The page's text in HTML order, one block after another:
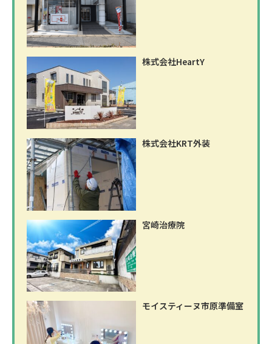
株式会社HeartY
株式会社KRT外装
宮崎治療院
モイスティーヌ市原準備室